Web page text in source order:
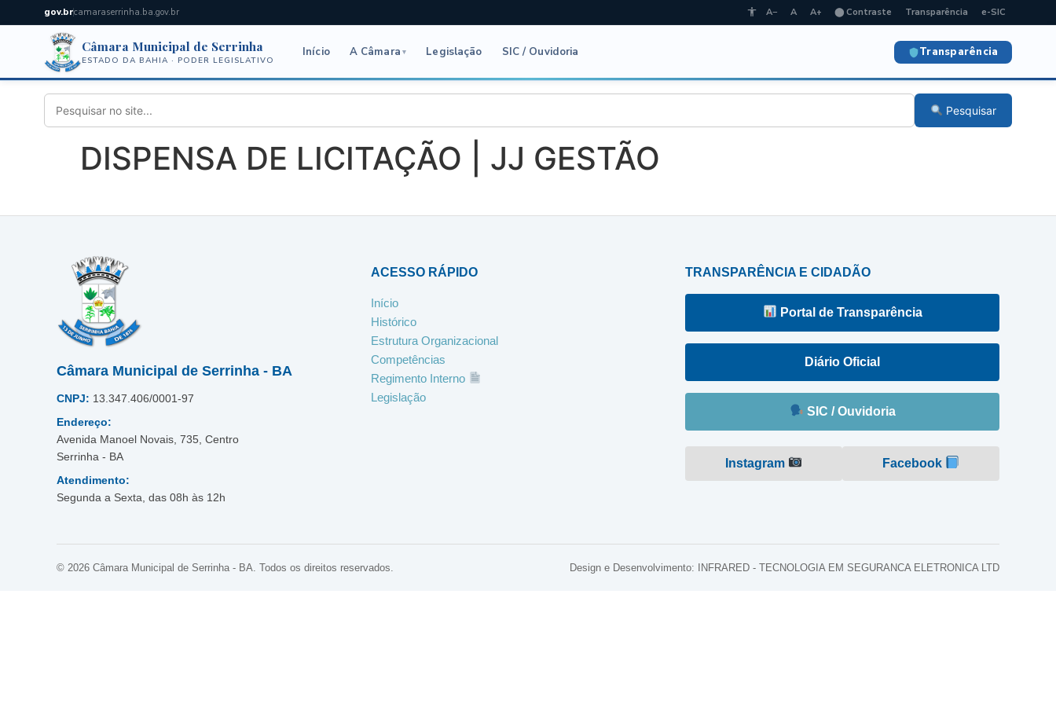
gov.brcamaraserrinha.ba.gov.br A− A A+ ⬤ Contraste Transparência e-SIC
Câmara Municipal de Serrinha
ESTADO DA BAHIA · PODER LEGISLATIVO
Início A Câmara ▾ Legislação SIC / Ouvidoria Transparência
Pesquisar
DISPENSA DE LICITAÇÃO | JJ GESTÃO
Câmara Municipal de Serrinha - BA
CNPJ: 13.347.406/0001-97
Endereço:
Avenida Manoel Novais, 735, Centro
Serrinha - BA
Atendimento:
Segunda a Sexta, das 08h às 12h
ACESSO RÁPIDO
Início
Histórico
Estrutura Organizacional
Competências
Regimento Interno
Legislação
TRANSPARÊNCIA E CIDADÃO
Portal de Transparência
Diário Oficial
SIC / Ouvidoria
Instagram Facebook
© 2026 Câmara Municipal de Serrinha - BA. Todos os direitos reservados. Design e Desenvolvimento: INFRARED - TECNOLOGIA EM SEGURANCA ELETRONICA LTD